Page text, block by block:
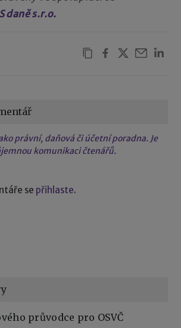
daně s.r.o.
právní, daňová či účetní poradna. Je
komunikaci čtenářů.
se přihlaste.
průvodce pro OSVČ